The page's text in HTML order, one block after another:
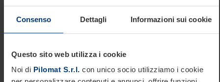
Consenso Dettagli Informazioni sui cookie
Questo sito web utilizza i cookie
Noi di Pilomat S.r.l. con unico socio utilizziamo i cookie